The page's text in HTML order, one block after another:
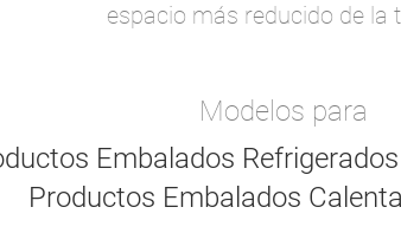
espacio más reducido de la
Modelos para
Embalados Refrigerados
Productos Embalados